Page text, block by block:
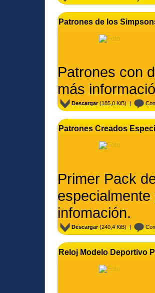
Patrones de los
Patrones con
más
Descargar(185,0 KiB) |
Patrones Creados
Primer Pack
infomación.
Descargar(240,4 KiB) |
Reloj Modelo Deportivo